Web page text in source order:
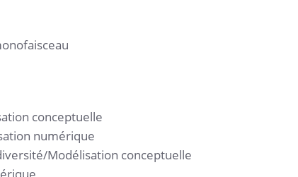
conceptuelle
numérique
Modélisation conceptuelle